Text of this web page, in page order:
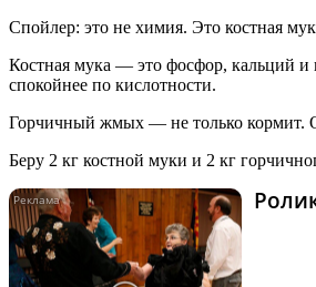
Спойлер: это не химия. Это костная
Костная мука — это фосфор, кальций и
спокойнее по кислотности.
Горчичный жмых — не только кормит.
Беру 2 кг костной муки и 2 кг